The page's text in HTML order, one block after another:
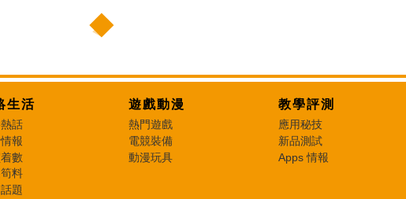
生活
話
報
數
料
題
遊戲動漫
熱門遊戲
電競裝備
動漫玩具
教學評測
應用秘技
新品測試
Apps 情報